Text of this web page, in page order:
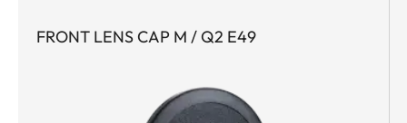
FRONT LENS CAP M / Q2 E49